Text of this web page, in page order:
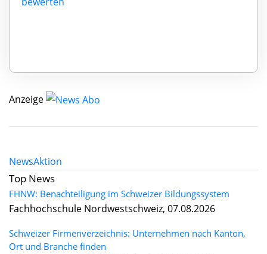
Anzeige
NewsAktion
Top News
FHNW: Benachteiligung im Schweizer Bildungssystem
Fachhochschule Nordwestschweiz, 07.08.2026
Schweizer Firmenverzeichnis: Unternehmen nach Kanton,
Ort und Branche finden